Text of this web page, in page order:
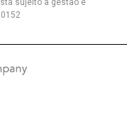
sujeito a gestão e